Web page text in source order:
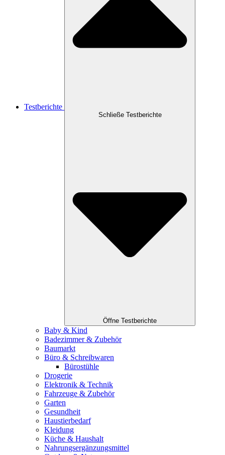
Testberichte
Schließe Testberichte
Öffne Testberichte
Baby & Kind
Badezimmer & Zubehör
Baumarkt
Büro & Schreibwaren
Bürostühle
Drogerie
Elektronik & Technik
Fahrzeuge & Zubehör
Garten
Gesundheit
Haustierbedarf
Kleidung
Küche & Haushalt
Nahrungsergänzungsmittel